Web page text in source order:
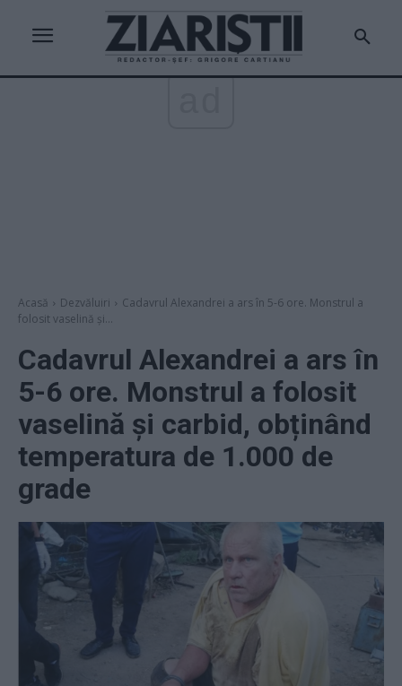
Acasă Dezvăluiri
Cadavrul Alexandrei a ars în 5-6 ore. Monstrul a
folosit vaselină și...
Cadavrul Alexandrei a ars în
5-6 ore. Monstrul a folosit
vaselină și carbid, obținând
temperatura de 1.000 de
grade